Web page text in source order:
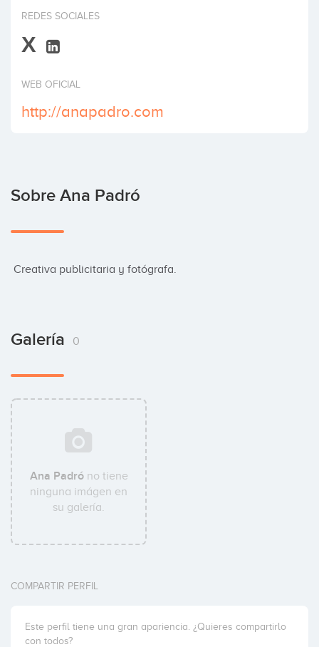
Invertir
REDES SOCIALES
X
WEB OFICIAL
http://anapadro.com
Sobre Ana Padró
Creativa publicitaria y fotógrafa.
Galería 0
Ana Padróno tiene
ninguna imágen en
su galería.
COMPARTIR PERFIL
Este perfil tiene una gran apariencia. ¿Quieres compartirlo
con todos?